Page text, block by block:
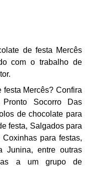
de festa Mercês
com o trabalho de
festa Mercês? Confira
Socorro Das
de chocolate para
festa, Salgados para
para festas,
Junina, entre outras
a um grupo de